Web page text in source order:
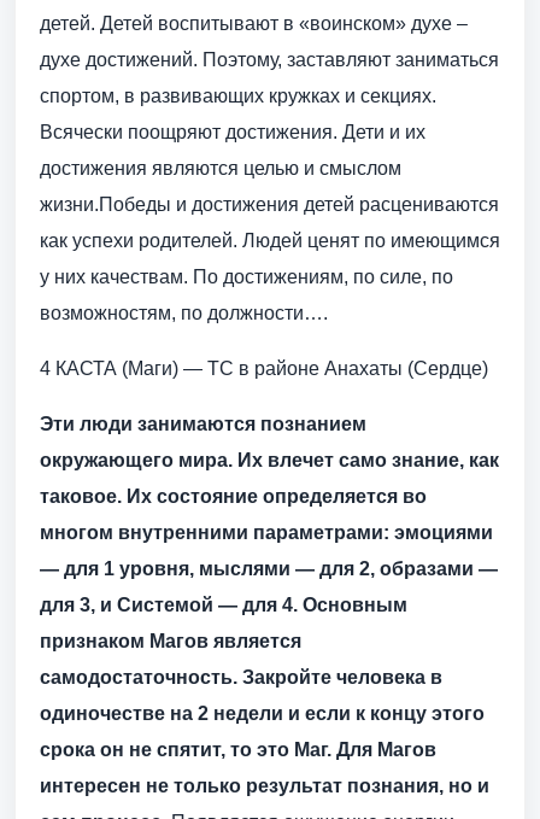
детей. Детей воспитывают в «воинском» духе –
духе достижений. Поэтому, заставляют заниматься
спортом, в развивающих кружках и секциях.
Всячески поощряют достижения. Дети и их
достижения являются целью и смыслом
жизни.Победы и достижения детей расцениваются
как успехи родителей. Людей ценят по имеющимся
у них качествам. По достижениям, по силе, по
возможностям, по должности….
4 КАСТА (Маги) — ТС в районе Анахаты (Сердце)
Эти люди занимаются познанием
окружающего мира. Их влечет само знание, как
таковое. Их состояние определяется во
многом внутренними параметрами: эмоциями
— для 1 уровня, мыслями — для 2, образами —
для 3, и Системой — для 4. Основным
признаком Магов является
самодостаточность. Закройте человека в
одиночестве на 2 недели и если к концу этого
срока он не спятит, то это Маг. Для Магов
интересен не только результат познания, но и